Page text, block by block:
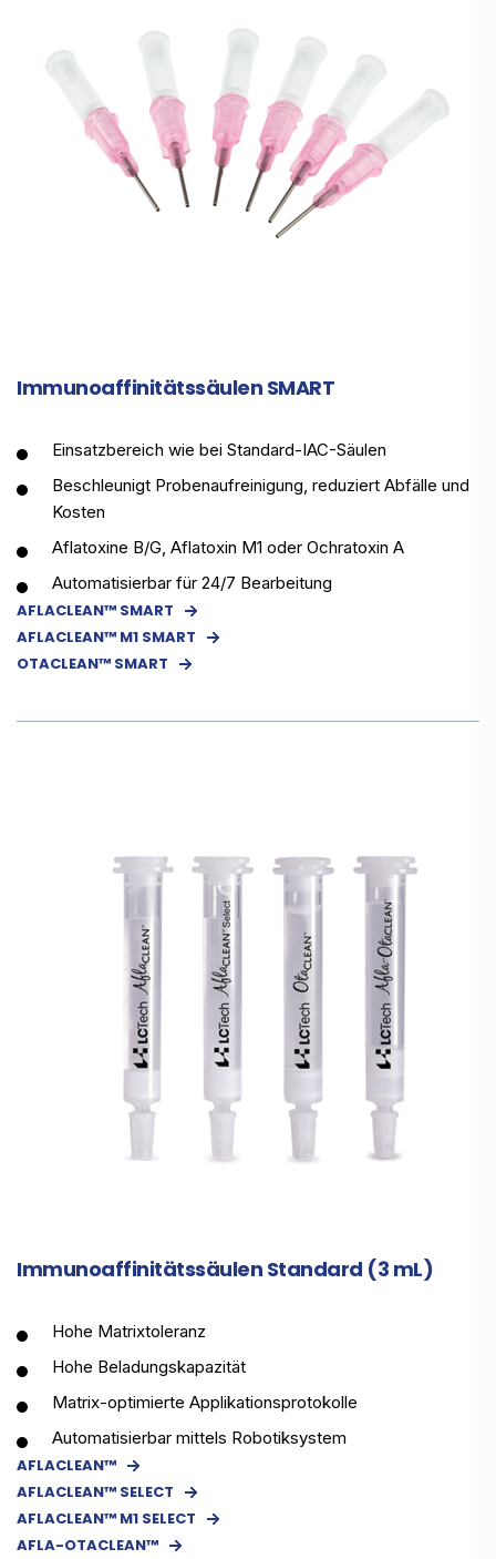
Immunoaffinitätssäulen SMART
Einsatzbereich wie bei Standard-IAC-Säulen
Beschleunigt Probenaufreinigung, reduziert Abfälle und
Kosten
Aflatoxine B/G, Aflatoxin M1 oder Ochratoxin A
Automatisierbar für 24/7 Bearbeitung
AFLACLEAN™ SMART
AFLACLEAN™ M1 SMART
OTACLEAN™ SMART
Immunoaffinitätssäulen Standard (3 mL)
Hohe Matrixtoleranz
Hohe Beladungskapazität
Matrix-optimierte Applikationsprotokolle
Automatisierbar mittels Robotiksystem
AFLACLEAN™
AFLACLEAN™ SELECT
AFLACLEAN™ M1 SELECT
AFLA-OTACLEAN™